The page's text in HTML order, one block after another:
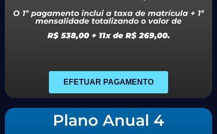
O 1º pagamento inclui a taxa de matrícula + 1ª
mensalidade totalizando o valor de
R$ 538,00 + 11x de R$ 269,00.
EFETUAR PAGAMENTO
Plano Anual 4